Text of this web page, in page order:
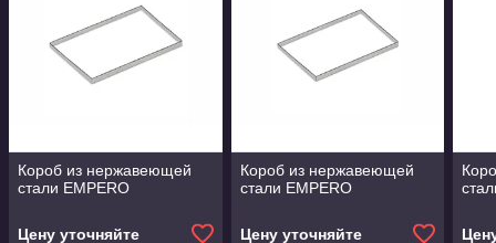
Короб из нержавеющей
стали EMPERO
Цену уточняйте
Короб из нержавеющей
стали EMPERO
Цену уточняйте